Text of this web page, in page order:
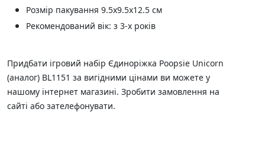
Розмір пакування 9.5х9.5х12.5 см
Рекомендований вік: з 3-х років
Придбати ігровий набір Єдиноріжка Poopsie Unicorn
(аналог) BL1151 за вигідними цінами ви можете у
нашому інтернет магазині. Зробити замовлення на
сайті або зателефонувати.